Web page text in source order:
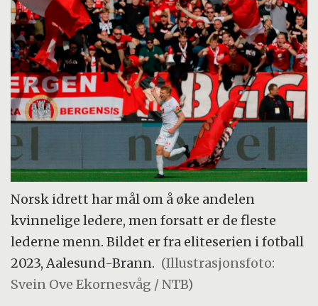
Norsk idrett har mål om å øke andelen
kvinnelige ledere, men forsatt er de fleste
lederne menn. Bildet er fra eliteserien i fotball
2023, Aalesund-Brann. (Illustrasjonsfoto:
Svein Ove Ekornesvåg / NTB)